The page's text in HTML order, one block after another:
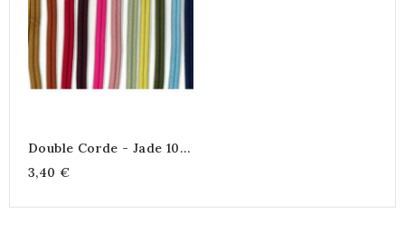
Double Corde - Jade 10
Mm
3,40 €